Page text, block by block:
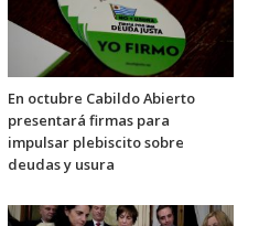
En octubre Cabildo Abierto
presentará firmas para
impulsar plebiscito sobre
deudas y usura